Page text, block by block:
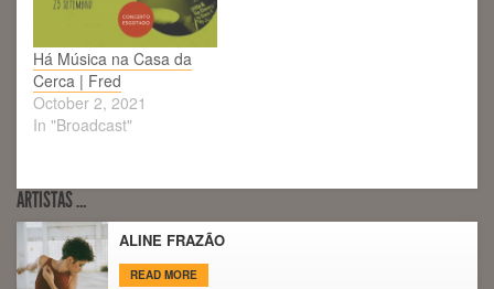
Há Música na Casa da
Cerca | Fred
October 2, 2021
In "Broadcast"
ARTISTAS …
ALINE FRAZÃO
READ MORE